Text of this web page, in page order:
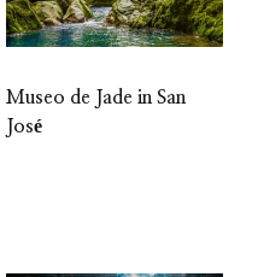
Museo de Jade in San
José